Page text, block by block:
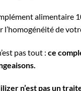
alimentaire
l’homogénéité de
pas tout : ce
n’est pas un